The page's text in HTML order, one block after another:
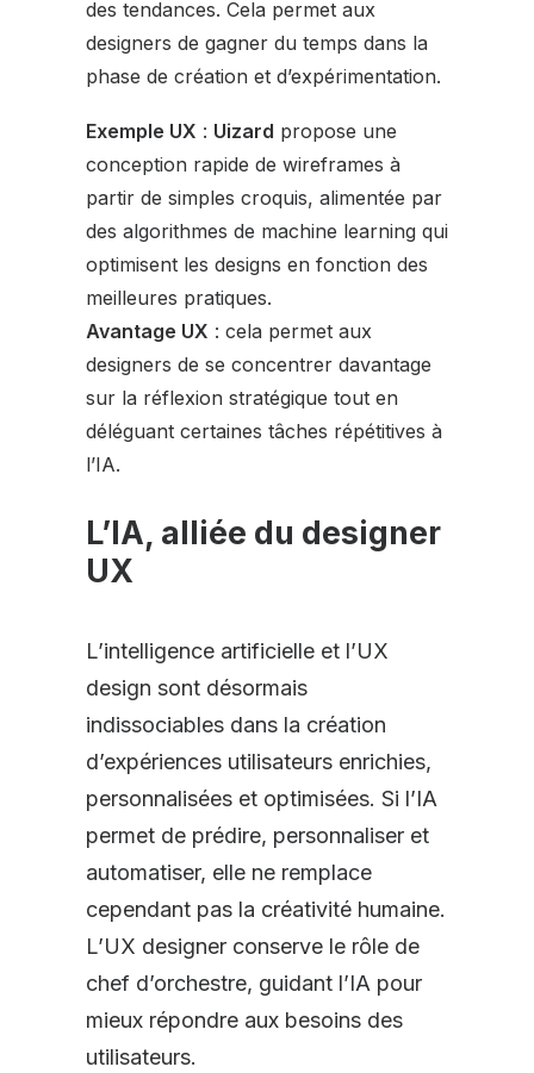
des tendances. Cela permet aux
designers de gagner du temps dans la
phase de création et d’expérimentation.
Exemple UX : Uizard propose une
conception rapide de wireframes à
partir de simples croquis, alimentée par
des algorithmes de machine learning qui
optimisent les designs en fonction des
meilleures pratiques.
Avantage UX : cela permet aux
designers de se concentrer davantage
sur la réflexion stratégique tout en
déléguant certaines tâches répétitives à
l’IA.
L’IA, alliée du designer
UX
L’intelligence artificielle et l’UX
design sont désormais
indissociables dans la création
d’expériences utilisateurs enrichies,
personnalisées et optimisées. Si l’IA
permet de prédire, personnaliser et
automatiser, elle ne remplace
cependant pas la créativité humaine.
L’UX designer conserve le rôle de
chef d’orchestre, guidant l’IA pour
mieux répondre aux besoins des
utilisateurs.